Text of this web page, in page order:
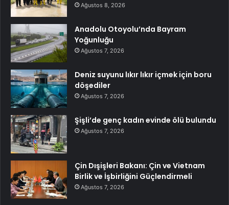
Ağustos 8, 2026
Anadolu Otoyolu’nda Bayram
Yoğunluğu
Ağustos 7, 2026
Deniz suyunu lıkır lıkır içmek için boru
döşediler
Ağustos 7, 2026
Şişli’de genç kadın evinde ölü bulundu
Ağustos 7, 2026
Çin Dışişleri Bakanı: Çin ve Vietnam
Birlik ve İşbirliğini Güçlendirmeli
Ağustos 7, 2026